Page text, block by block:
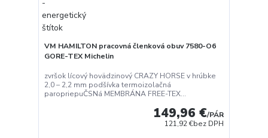
VM HAMILTON pracovná členková obuv 7580-O6
GORE-TEX Michelin
zvršok lícový hovädzinový CRAZY HORSE v hrúbke
2,0 – 2,2 mm podšívka termoizolačná
paropriepuČSNá MEMBRÁNA FREE-TEX...
149,96 €/PÁR
121,92 €bez DPH